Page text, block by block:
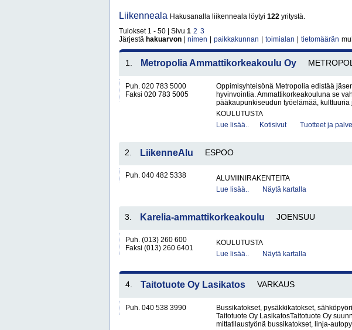
Liikenneala Hakusanalla liikenneala löytyi 122 yritystä.
Tulokset 1 - 50 | Sivu 1 2 3
Järjestä hakuarvon nimen paikkakunnan toimialan tietomäärän
1. Metropolia Ammattikorkeakoulu Oy
Puh. 020 783 5000
Faksi 020 783 5005
Oppimisyhteisönä Metropolia edistää
hyvinvointia. Ammattikorkeakouluna se
pääkaupunkiseudun työelämää,
KOULUTUSTA
Lue lisää..
Kotisivut Tuotteet ja
2. LiikenneAlu ESPOO
Puh. 040 482 5338
ALUMIINIRAKENTEITA
Lue lisää..
Näytä kartalla
3. Karelia-ammattikorkeakoulu JOENSUU
Puh. (013) 260 600
Faksi (013) 260 6401
KOULUTUSTA
Lue lisää..
Näytä kartalla
4. Taitotuote Oy Lasikatos VARKAUS
Puh. 040 538 3990
Bussikatokset, pysäkkikatokset,
Taitotuote Oy LasikatosTaitotuote Oy
mittatilaustyönä bussikatokset, linja-